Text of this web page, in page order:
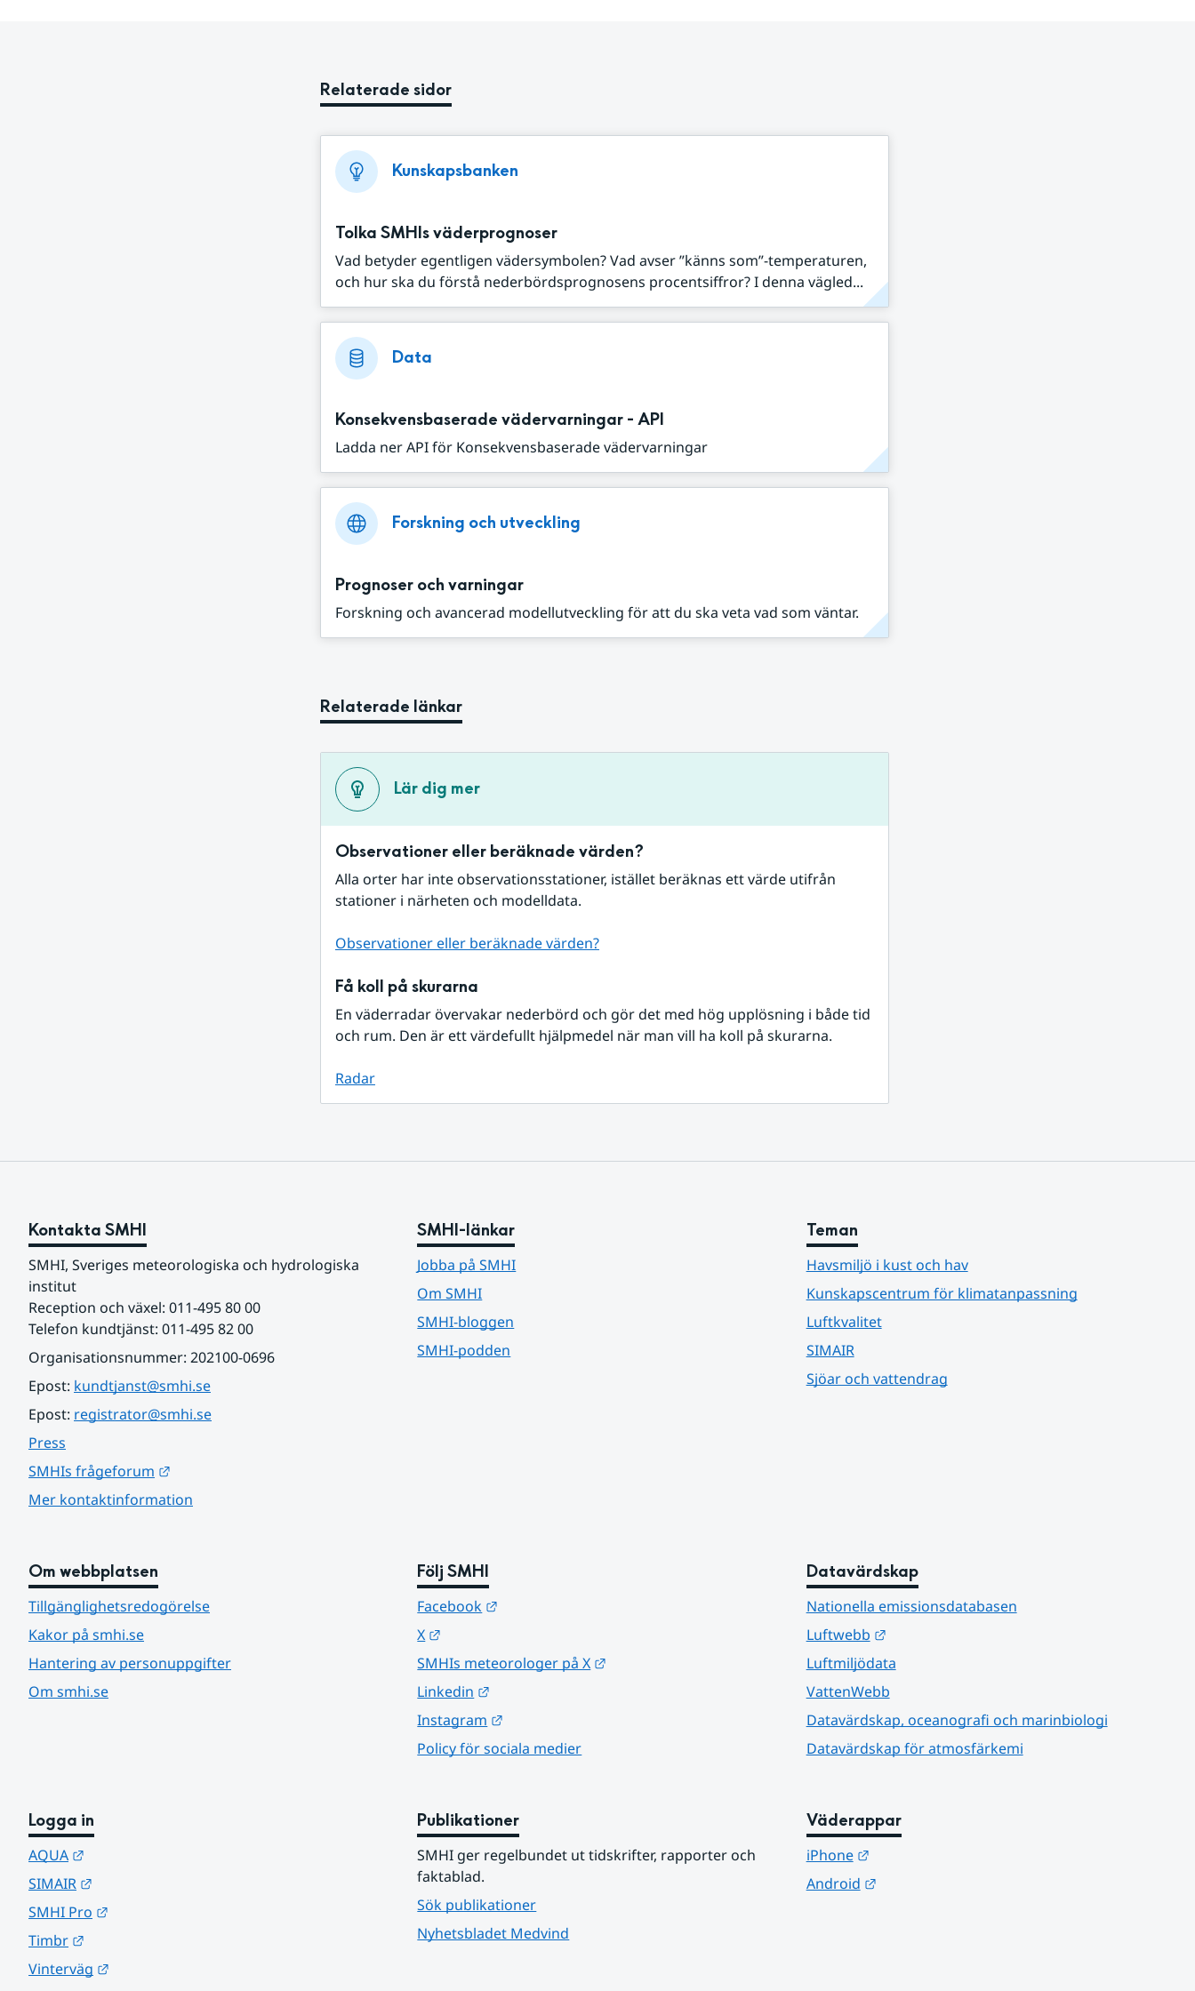
Relaterade sidor
Kunskapsbanken
Tolka SMHIs väderprognoser
Vad betyder egentligen vädersymbolen? Vad avser ”känns som”-temperaturen,
och hur ska du förstå nederbördsprognosens procentsiffror? I denna vägled...
Data
Konsekvensbaserade vädervarningar - API
Ladda ner API för Konsekvensbaserade vädervarningar
Forskning och utveckling
Prognoser och varningar
Forskning och avancerad modellutveckling för att du ska veta vad som väntar.
Relaterade länkar
Lär dig mer
Observationer eller beräknade värden?
Alla orter har inte observationsstationer, istället beräknas ett värde utifrån
stationer i närheten och modelldata.
Observationer eller beräknade värden?
Få koll på skurarna
En väderradar övervakar nederbörd och gör det med hög upplösning i både tid
och rum. Den är ett värdefullt hjälpmedel när man vill ha koll på skurarna.
Radar
Kontakta SMHI
SMHI, Sveriges meteorologiska och hydrologiska
institut
Reception och växel: 011-495 80 00
Telefon kundtjänst: 011-495 82 00
Organisationsnummer: 202100-0696
Epost: kundtjanst@smhi.se
Epost: registrator@smhi.se
Press
SMHIs frågeforum
Mer kontaktinformation
SMHI-länkar
Jobba på SMHI
Om SMHI
SMHI-bloggen
SMHI-podden
Teman
Havsmiljö i kust och hav
Kunskapscentrum för klimatanpassning
Luftkvalitet
SIMAIR
Sjöar och vattendrag
Om webbplatsen
Tillgänglighetsredogörelse
Kakor på smhi.se
Hantering av personuppgifter
Om smhi.se
Följ SMHI
Facebook
X
SMHIs meteorologer på X
Linkedin
Instagram
Policy för sociala medier
Datavärdskap
Nationella emissionsdatabasen
Luftwebb
Länk till annan webbplats.
Luftmiljödata
VattenWebb
Datavärdskap, oceanografi och marinbiologi
Datavärdskap för atmosfärkemi
Logga in
AQUA
SIMAIR
SMHI Pro
Timbr
Vinterväg
Publikationer
SMHI ger regelbundet ut tidskrifter, rapporter och
faktablad.
Sök publikationer
Nyhetsbladet Medvind
Väderappar
iPhone
Länk till annan webbplats.
Android
Länk till annan webbplats.